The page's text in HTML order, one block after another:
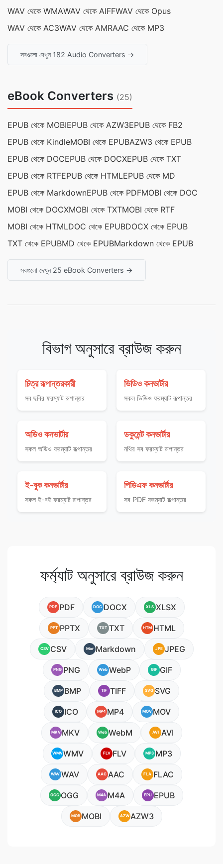
WAV থেকে WMAWAV থেকে AIFFWAV থেকে Opus
WAV থেকে AC3WAV থেকে AMRAAC থেকে MP3
সবগুলো দেখুন 182 Audio Converters →
eBook Converters (25)
EPUB থেকে MOBIEPUB থেকে AZW3EPUB থেকে FB2
EPUB থেকে KindleMOBI থেকে EPUBAZW3 থেকে EPUB
EPUB থেকে DOCEPUB থেকে DOCXEPUB থেকে TXT
EPUB থেকে RTFEPUB থেকে HTMLEPUB থেকে MD
EPUB থেকে MarkdownEPUB থেকে PDFMOBI থেকে DOC
MOBI থেকে DOCXMOBI থেকে TXTMOBI থেকে RTF
MOBI থেকে HTMLDOC থেকে EPUBDOCX থেকে EPUB
TXT থেকে EPUBMD থেকে EPUBMarkdown থেকে EPUB
সবগুলো দেখুন 25 eBook Converters →
বিভাগ অনুসারে ব্রাউজ করুন
চিত্র রূপান্তরকারী
সব ছবির ফরম্যাট রূপান্তর
ভিডিও কনভার্টার
সকল ভিডিও ফরম্যাট রূপান্তর
অডিও কনভার্টার
সকল অডিও ফরম্যাট রূপান্তর
ডকুমেন্ট কনভার্টার
নথির সব ফরম্যাট রূপান্তর
ই-বুক কনভার্টার
সকল ই-বই ফরম্যাট রূপান্তর
পিডিএফ কনভার্টার
সব PDF ফরম্যাট রূপান্তর
ফর্ম্যাট অনুসারে ব্রাউজ করুন
PDF PDF DOC DOCX XLS XLSX
PPT PPTX TXT TXT HTM HTML
CSV CSV Mar Markdown JPE JPEG
PNG PNG Web WebP GIF GIF
BMP BMP TIF TIFF SVG SVG
ICO ICO MP4 MP4 MOV MOV
MKV MKV Web WebM AVI AVI
WMVWMV FLV FLV MP3 MP3
WAV WAV AAC AAC FLA FLAC
OGG OGG M4A M4A EPU EPUB
MOB MOBI AZWAZW3